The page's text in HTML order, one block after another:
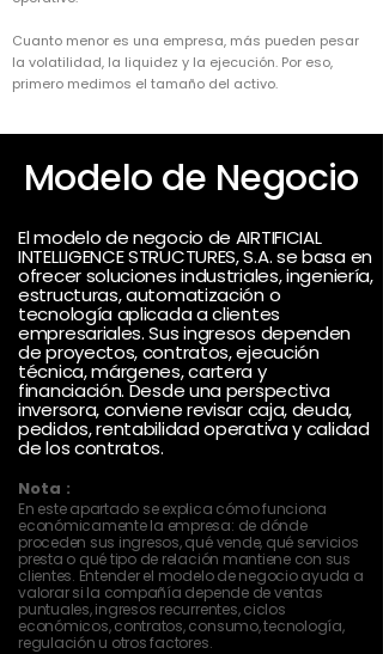
Cuanto menor es una empresa, más pueden pesar
la volatilidad, la liquidez y la ejecución. Por eso,
primero medimos el tamaño del activo.
Modelo de Negocio
El modelo de negocio de AIRTIFICIAL
INTELLIGENCE STRUCTURES, S.A. se basa en
ofrecer soluciones industriales, ingeniería,
estructuras, automatización o
tecnología aplicada a clientes
empresariales. Sus ingresos dependen
de proyectos, contratos, ejecución
técnica, márgenes, cartera y
financiación. Desde una perspectiva
inversora, conviene revisar caja, deuda,
pedidos, rentabilidad operativa y calidad
de los contratos.
Nota :
En este apartado se explica cómo funciona
económicamente la empresa: de dónde
proceden sus ingresos, qué vende, qué servicios
presta o qué tipo de relación mantiene con sus
clientes. Entender el modelo de negocio ayuda a
valorar si la compañía depende de ventas
puntuales, ingresos recurrentes, ciclos
económicos, contratos, consumo, tecnología,
regulación u otros factores.